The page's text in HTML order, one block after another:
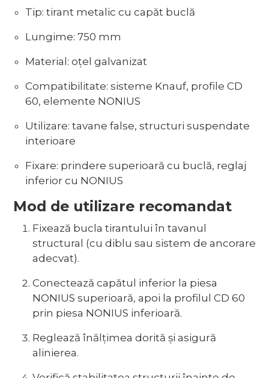
Tip: tirant metalic cu capăt buclă
Lungime: 750 mm
Material: oțel galvanizat
Compatibilitate: sisteme Knauf, profile CD
60, elemente NONIUS
Utilizare: tavane false, structuri suspendate
interioare
Fixare: prindere superioară cu buclă, reglaj
inferior cu NONIUS
Mod de utilizare recomandat
Fixează bucla tirantului în tavanul
structural (cu diblu sau sistem de ancorare
adecvat).
Conectează capătul inferior la piesa
NONIUS superioară, apoi la profilul CD 60
prin piesa NONIUS inferioară.
Reglează înălțimea dorită și asigură
alinierea.